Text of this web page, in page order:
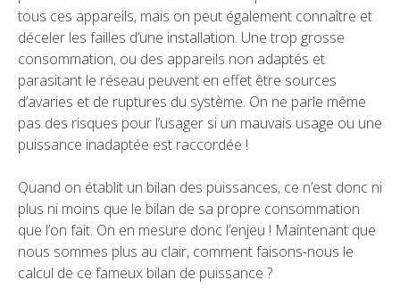
tous ces appareils, mais on peut également connaître et
déceler les failles d’une installation. Une trop grosse
consommation, ou des appareils non adaptés et
parasitant le réseau peuvent en effet être sources
d’avaries et de ruptures du système. On ne parle même
pas des risques pour l’usager si un mauvais usage ou une
puissance inadaptée est raccordée !
Quand on établit un bilan des puissances, ce n’est donc ni
plus ni moins que le bilan de sa propre consommation
que l’on fait. On en mesure donc l’enjeu ! Maintenant que
nous sommes plus au clair, comment faisons-nous le
calcul de ce fameux bilan de puissance ?